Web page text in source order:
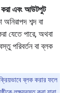
করা এবং আউটপুট
শব্দ বা
যেতে পারে, অথবা
পরিবর্তন বা ব্লক
ব্লক করার ফলে